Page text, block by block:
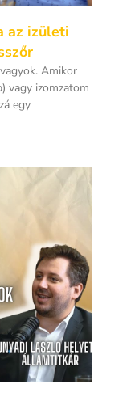
az izületi
Amikor
vagy izomzatom
egy